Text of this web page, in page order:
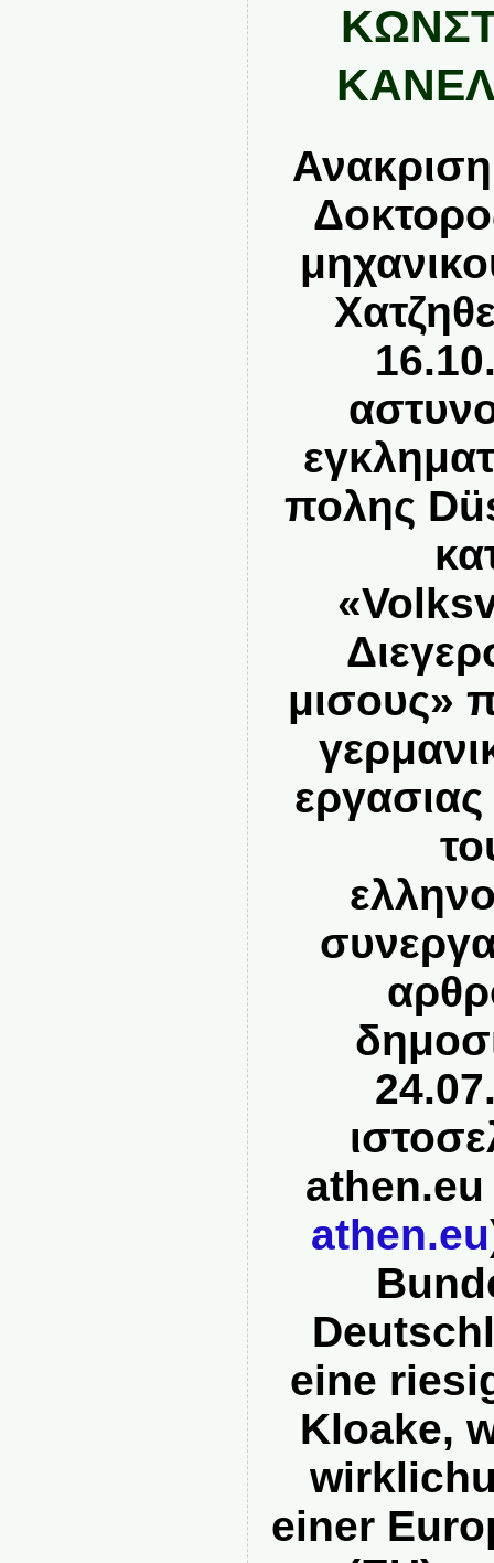
πολης Dü
«
μισους»
athen.eu
athen.eu
eine
Kloake,
einer